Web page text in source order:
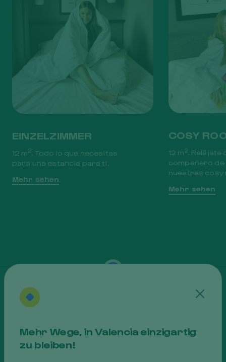
EINZELZIMMER
12 m2. Todo lo que necesitas
para una estancia para ti.
Mehr sehen
COSY
12 m2. Relájate
compañero de
nuestras cosy
Mehr sehen
Mehr Wege, in Valencia einzigartig
zu bleiben!